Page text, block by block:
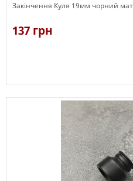
Закінчення Куля 19мм чорний
137 грн